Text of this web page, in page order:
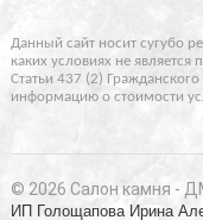
Данный сайт носит сугубо
каких условиях не
Статьи 437 (2)
информацию о стоимости
© 2026 Салон камня -
ИП Голощапова Ирина